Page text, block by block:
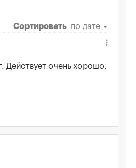
Сортировать по дате
Действует очень хорошо,